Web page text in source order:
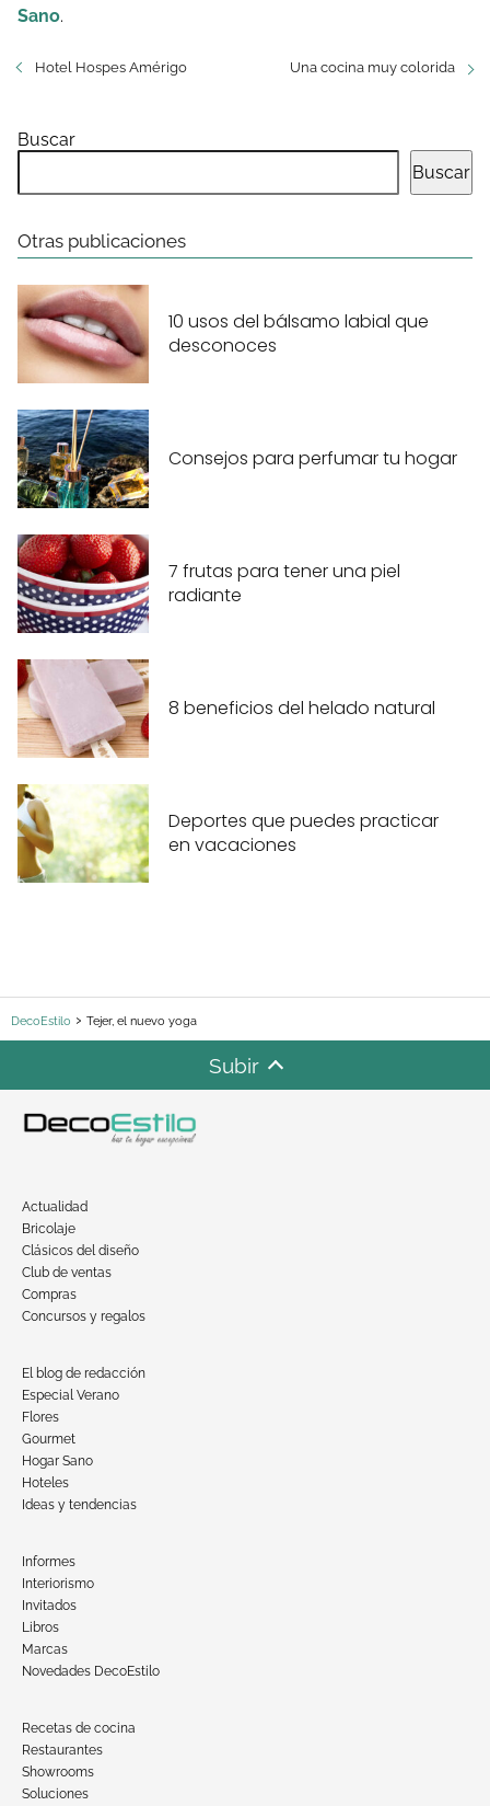
Sano.
Hotel Hospes Amérigo Una cocina muy colorida
Buscar
Buscar
Otras publicaciones
10 usos del bálsamo labial que
desconoces
Consejos para perfumar tu hogar
7 frutas para tener una piel
radiante
8 beneficios del helado natural
Deportes que puedes practicar
en vacaciones
DecoEstilo Tejer, el nuevo yoga
Subir
Actualidad
Bricolaje
Clásicos del diseño
Club de ventas
Compras
Concursos y regalos
El blog de redacción
Especial Verano
Flores
Gourmet
Hogar Sano
Hoteles
Ideas y tendencias
Informes
Interiorismo
Invitados
Libros
Marcas
Novedades DecoEstilo
Recetas de cocina
Restaurantes
Showrooms
Soluciones